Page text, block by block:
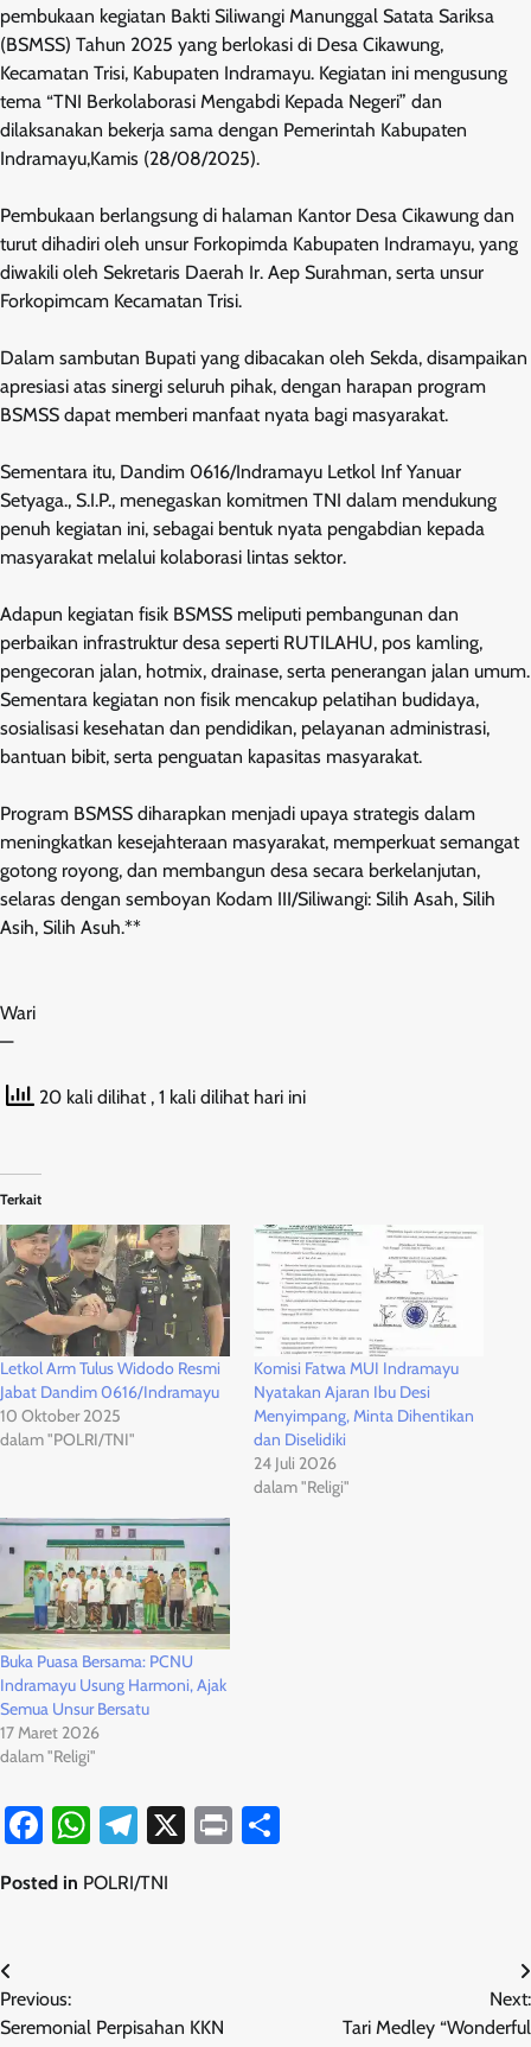
pembukaan kegiatan Bakti Siliwangi Manunggal Satata Sariksa
(BSMSS) Tahun 2025 yang berlokasi di Desa Cikawung,
Kecamatan Trisi, Kabupaten Indramayu. Kegiatan ini mengusung
tema “TNI Berkolaborasi Mengabdi Kepada Negeri” dan
dilaksanakan bekerja sama dengan Pemerintah Kabupaten
Indramayu,Kamis (28/08/2025).
Pembukaan berlangsung di halaman Kantor Desa Cikawung dan
turut dihadiri oleh unsur Forkopimda Kabupaten Indramayu, yang
diwakili oleh Sekretaris Daerah Ir. Aep Surahman, serta unsur
Forkopimcam Kecamatan Trisi.
Dalam sambutan Bupati yang dibacakan oleh Sekda, disampaikan
apresiasi atas sinergi seluruh pihak, dengan harapan program
BSMSS dapat memberi manfaat nyata bagi masyarakat.
Sementara itu, Dandim 0616/Indramayu Letkol Inf Yanuar
Setyaga., S.I.P., menegaskan komitmen TNI dalam mendukung
penuh kegiatan ini, sebagai bentuk nyata pengabdian kepada
masyarakat melalui kolaborasi lintas sektor.
Adapun kegiatan fisik BSMSS meliputi pembangunan dan
perbaikan infrastruktur desa seperti RUTILAHU, pos kamling,
pengecoran jalan, hotmix, drainase, serta penerangan jalan umum.
Sementara kegiatan non fisik mencakup pelatihan budidaya,
sosialisasi kesehatan dan pendidikan, pelayanan administrasi,
bantuan bibit, serta penguatan kapasitas masyarakat.
Program BSMSS diharapkan menjadi upaya strategis dalam
meningkatkan kesejahteraan masyarakat, memperkuat semangat
gotong royong, dan membangun desa secara berkelanjutan,
selaras dengan semboyan Kodam III/Siliwangi: Silih Asah, Silih
Asih, Silih Asuh.**
Wari
—
20 kali dilihat , 1 kali dilihat hari ini
Terkait
Letkol Arm Tulus Widodo Resmi
Jabat Dandim 0616/Indramayu
10 Oktober 2025
dalam "POLRI/TNI"
Komisi Fatwa MUI Indramayu
Nyatakan Ajaran Ibu Desi
Menyimpang, Minta Dihentikan
dan Diselidiki
24 Juli 2026
dalam "Religi"
Buka Puasa Bersama: PCNU
Indramayu Usung Harmoni, Ajak
Semua Unsur Bersatu
17 Maret 2026
dalam "Religi"
Facebook
WhatsApp
Telegram
X Print
Posted in POLRI/TNI
Navigasi
pos
Previous:
Seremonial Perpisahan KKN
Next:
Tari Medley “Wonderful